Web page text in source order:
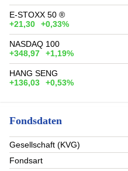
E-STOXX 50 ®
+21,30
+0,33%
NASDAQ 100
+348,97
+1,19%
HANG SENG
+136,03
+0,53%
Fondsdaten
Gesellschaft (KVG)
Fondsart